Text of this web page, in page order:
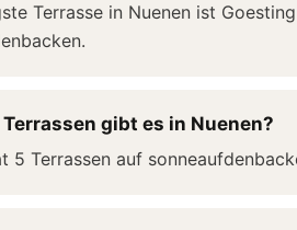
Terrasse in Nuenen ist
gibt es in Nuenen?
5 Terrassen auf